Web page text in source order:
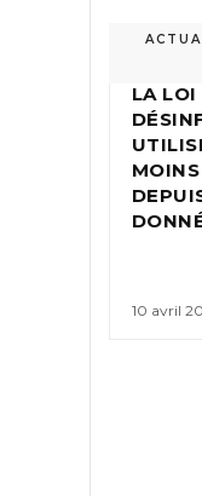
LA LOI
10 avril